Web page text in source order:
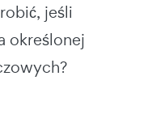
jeśli
określonej